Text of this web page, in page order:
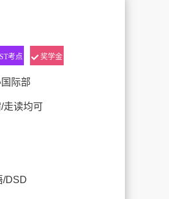
考点 奖学金
际部
走读均可
DSD